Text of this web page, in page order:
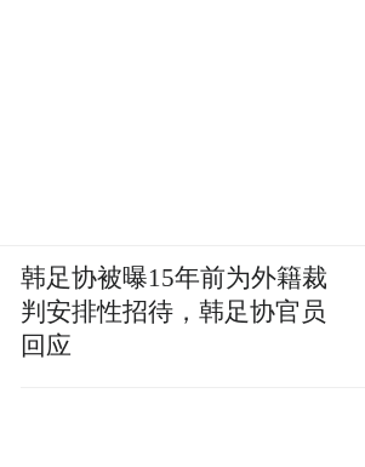
韩足协被曝15年前为外籍裁
判安排性招待，韩足协官员
回应